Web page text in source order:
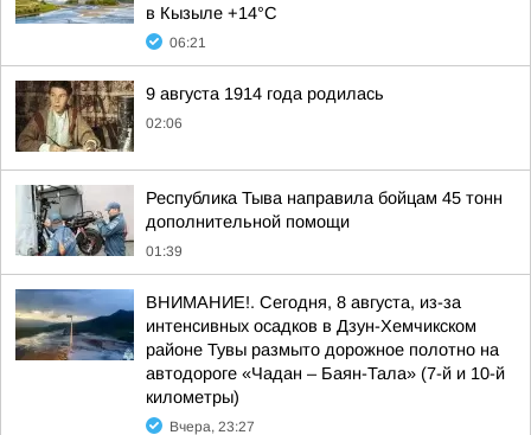
в Кызыле +14°С
06:21
9 августа 1914 года родилась
02:06
Республика Тыва направила бойцам 45 тонн
дополнительной помощи
01:39
ВНИМАНИЕ!. Сегодня, 8 августа, из-за
интенсивных осадков в Дзун-Хемчикском
районе Тувы размыто дорожное полотно на
автодороге «Чадан – Баян-Тала» (7-й и 10-й
километры)
Вчера, 23:27